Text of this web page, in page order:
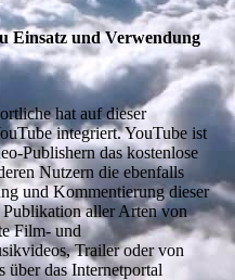
Einsatz und Verwendung
hat auf dieser
integriert. YouTube ist
Publishern das kostenlose
Nutzern die ebenfalls
und Kommentierung dieser
Publikation aller Arten von
Film- und
Trailer oder von
über das Internetportal